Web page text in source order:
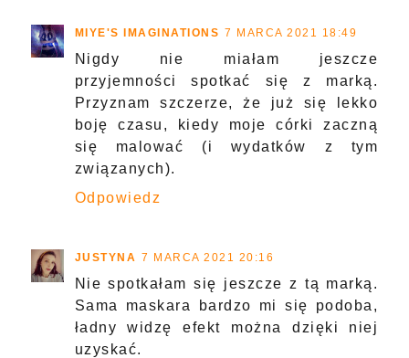
MIYE'S IMAGINATIONS 7 MARCA 2021 18:49
Nigdy nie miałam jeszcze
przyjemności spotkać się z marką.
Przyznam szczerze, że już się lekko
boję czasu, kiedy moje córki zaczną
się malować (i wydatków z tym
związanych).
Odpowiedz
JUSTYNA 7 MARCA 2021 20:16
Nie spotkałam się jeszcze z tą marką.
Sama maskara bardzo mi się podoba,
ładny widzę efekt można dzięki niej
uzyskać.